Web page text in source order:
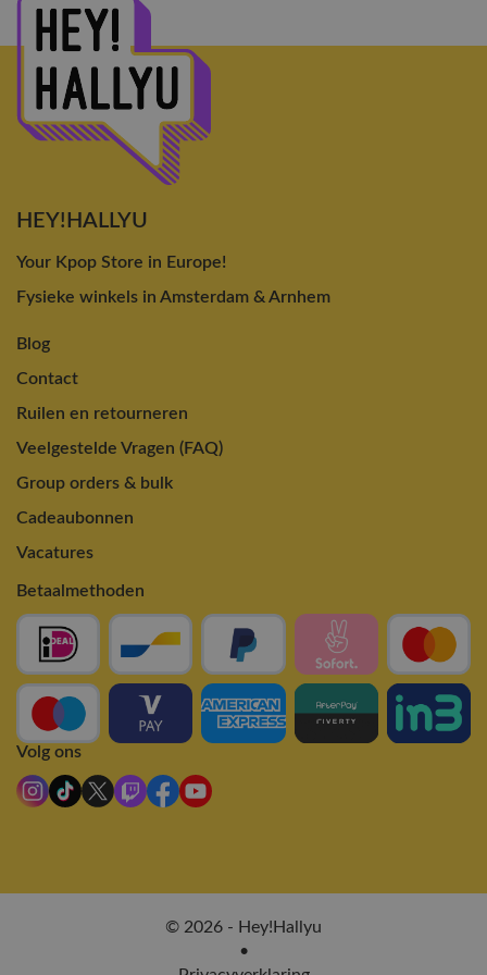
HEY!HALLYU
Your Kpop Store in Europe!
Fysieke winkels in Amsterdam & Arnhem
Blog
Contact
Ruilen en retourneren
Veelgestelde Vragen (FAQ)
Group orders & bulk
Cadeaubonnen
Vacatures
Betaalmethoden
Volg ons
© 2026 - Hey!Hallyu
•